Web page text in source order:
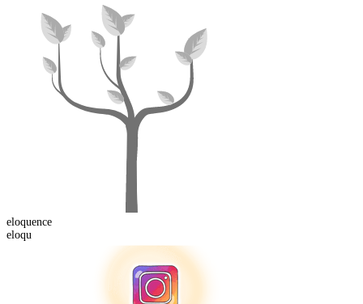
eloquence
eloqu